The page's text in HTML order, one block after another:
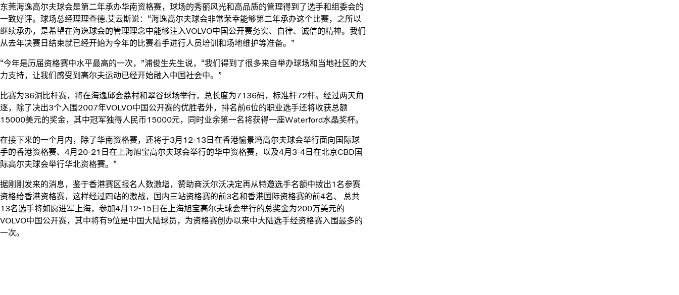
东莞海逸高尔夫球会是第二年承办华南资格赛，球场的秀丽风光和高品质的管理得到了选手和组委会的
一致好评。球场总经理理查德.艾云斯说：“海逸高尔夫球会非常荣幸能够第二年承办这个比赛，之所以
继续承办，是希望在海逸球会的管理理念中能够注入VOLVO中国公开赛务实、自律、诚信的精神。我们
从去年决赛日结束就已经开始为今年的比赛着手进行人员培训和场地维护等准备。”
“今年是历届资格赛中水平最高的一次，”浦俊生先生说，“我们得到了很多来自举办球场和当地社区的大
力支持，让我们感受到高尔夫运动已经开始融入中国社会中。”
比赛为36洞比杆赛，将在海逸邱会荔村和翠谷球场举行，总长度为7136码，标准杆72杆。经过两天角
逐，除了决出3个入围2007年VOLVO中国公开赛的优胜者外，排名前6位的职业选手还将收获总额
15000美元的奖金，其中冠军独得人民币15000元，同时业余第一名将获得一座Waterford水晶奖杯。
在接下来的一个月内，除了华南资格赛，还将于3月12-13日在香港愉景湾高尔夫球会举行面向国际球
手的香港资格赛、4月20-21日在上海旭宝高尔夫球会举行的华中资格赛，以及4月3-4日在北京CBD国
际高尔夫球会举行华北资格赛。”
据刚刚发来的消息，鉴于香港赛区报名人数激增，赞助商沃尔沃决定再从特邀选手名额中拨出1名参赛
资格给香港资格赛，这样经过四站的激战，国内三站资格赛的前3名和香港国际资格赛的前4名、 总共
13名选手将如愿进军上海，参加4月12-15日在上海旭宝高尔夫球会举行的总奖金为200万美元的
VOLVO中国公开赛，其中将有9位是中国大陆球员，为资格赛创办以来中大陆选手经资格赛入围最多的
一次。